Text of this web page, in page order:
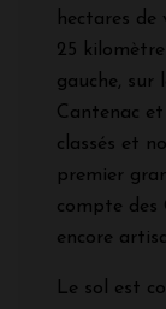
hectares
25
gauche, sur
Cantenac et
classés et
premier
compte des
encore
Le sol est